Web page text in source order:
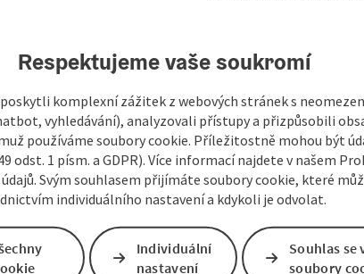
křestní jméno, jméno příjmení
nezávazná poptávka*
Respektujeme vaše soukromí
komplexní zážitek z webových stránek s
vyhledávání), analyzovali přístupy a přizpůsobili
používáme soubory cookie. Příležitostně mohou být
odst. 1 písm. a GDPR). Více informací najdete v našem
Svým souhlasem přijímáte soubory cookie, které
individuálního nastavení a kdykoli je odvolat.
Individuální
nastavení
Souhlas se
soubory